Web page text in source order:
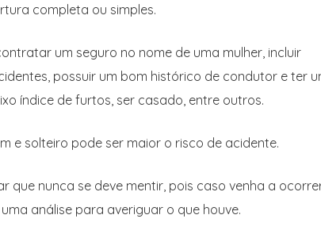
completa ou simples.
um seguro no nome de uma mulher, incluir
possuir um bom histórico de condutor e ter
índice de furtos, ser casado, entre outros.
e solteiro pode ser maior o risco de acidente.
que nunca se deve mentir, pois caso venha a
análise para averiguar o que houve.